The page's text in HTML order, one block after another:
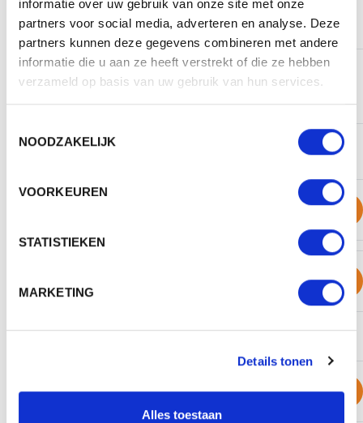
informatie over uw gebruik van onze site met onze
partners voor social media, adverteren en analyse. Deze
partners kunnen deze gegevens combineren met andere
informatie die u aan ze heeft verstrekt of die ze hebben
verzameld op basis van uw gebruik van hun services.
NOODZAKELIJK
VOORKEUREN
STATISTIEKEN
MARKETING
Details tonen
Alles toestaan
Mogelijke bewerkingen
BESCHIKBARE KLEUREN
Download
Whitelabel (PDF) Download
Download